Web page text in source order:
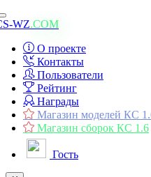
Toggle
navigation
WZ.COM
О проекте
Контакты
Пользователи
Рейтинг
Награды
Магазин моделей КС
Магазин сборок КС 1.6
Гость